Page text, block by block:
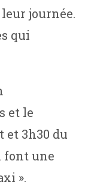
journée.
qui
et le
et 3h30 du
font une
».